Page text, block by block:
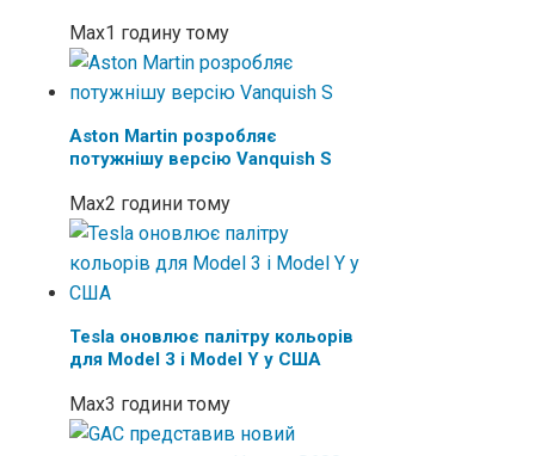
Max1 годину тому
Aston Martin розробляє
потужнішу версію Vanquish S
Max2 години тому
Tesla оновлює палітру кольорів
для Model 3 і Model Y у США
Max3 години тому